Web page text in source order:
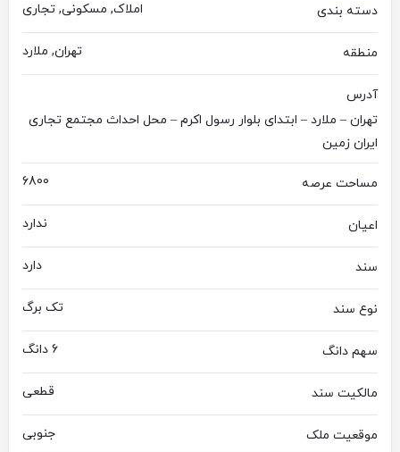
دسته بندی املاک, مسکونی, تجاری
منطقه تهران, ملارد
آدرس
تهران – ملارد – ابتدای بلوار رسول اکرم – محل احداث مجتمع تجاری
ایران زمین
مساحت عرصه 6800
اعیان ندارد
سند دارد
نوع سند تک برگ
سهم دانگ 6 دانگ
مالکیت سند قطعی
موقعیت ملک جنوبی